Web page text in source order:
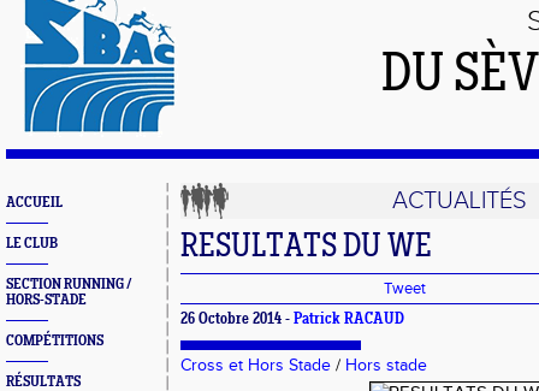
DU
ACCUEIL
LE CLUB
SECTION RUNNING /
HORS-STADE
COMPÉTITIONS
RÉSULTATS
ACTUALITÉS
RESULTATS DU WE
Tweet
26 Octobre 2014 - Patrick RACAUD
Cross et Hors Stade / Hors stade